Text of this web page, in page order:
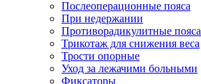
Послеоперационные пояса
При недержании
Противорадикулитные пояса
Трикотаж для снижения веса
Трости опорные
Уход за лежачими больными
Фиксаторы